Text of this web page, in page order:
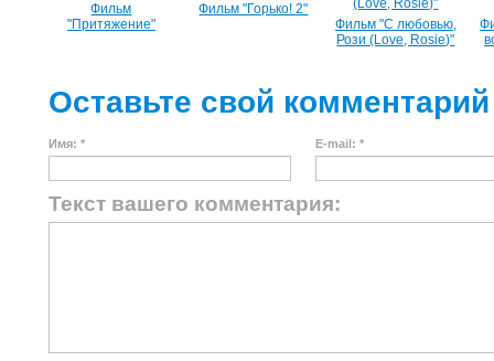
Фильм
"Притяжение"
Фильм "Горько! 2"
Фильм "С любовью,
Рози (Love, Rosie)"
Оставьте свой комментарий
Имя: * E-mail: *
Текст вашего комментария: